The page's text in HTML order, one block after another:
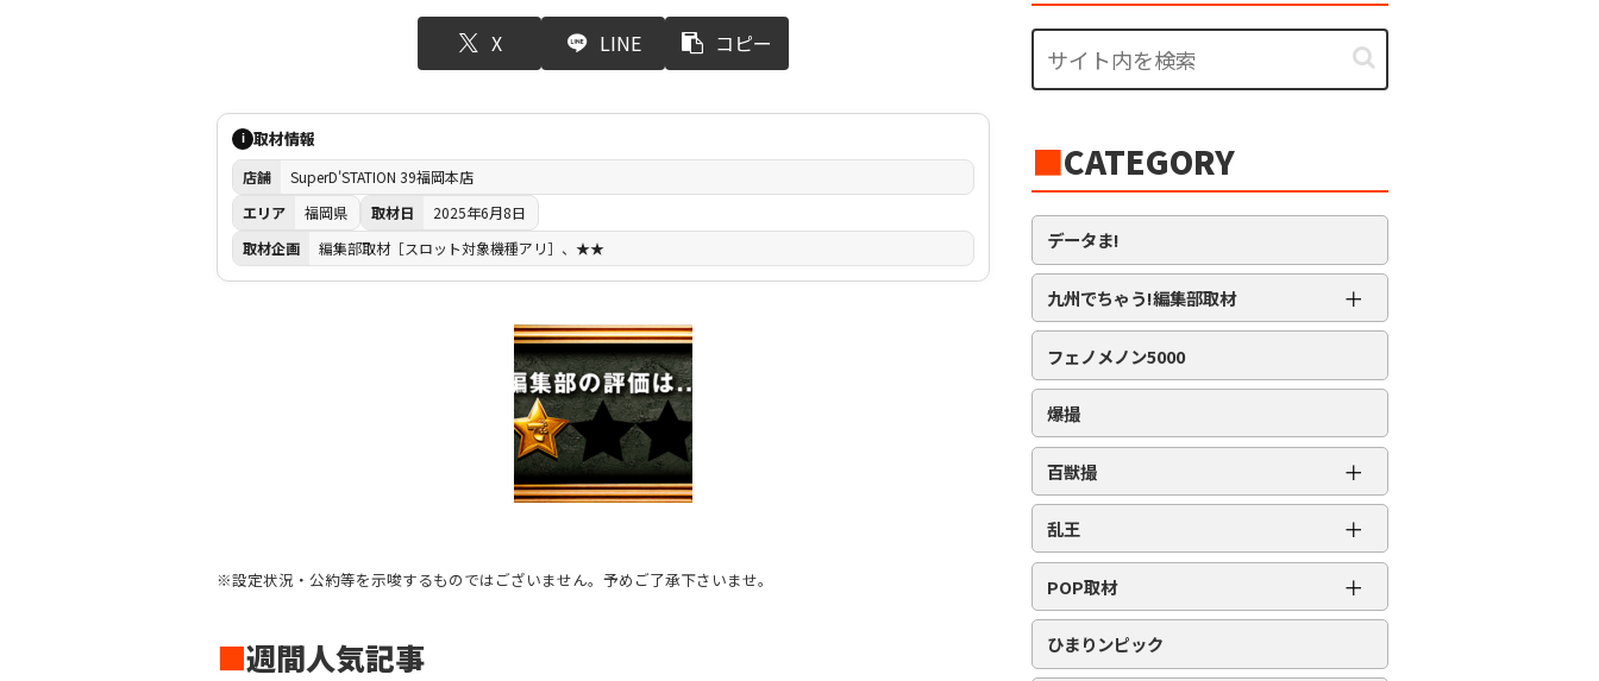
X LINE コピー
i 取材情報
店舗
SuperD'STATION 39福岡本店
エリア
福岡県 取材日
2025年6月8日
取材企画
編集部取材［スロット対象機種アリ］、★★
※設定状況・公約等を示唆するものではございません。予めご了承下さいませ。
■週間人気記事
■CATEGORY
データま!
九州でちゃう!編集部取材 ＋
編集部取材［ダイヤ］
編集部取材［金］
編集部取材［スロット対象機種アリ］
フェノメノン5000
爆撮
百獣撮 ＋
百獣撮-改-［ライオン］
百獣撮［ゴリラ］
百獣撮-改-［ゴリラ］
百獣撮［ゾウ］
乱王 ＋
スロット乱王
パチンコ乱王
POP取材 ＋
周年番付
POP番付
ひまりンピック